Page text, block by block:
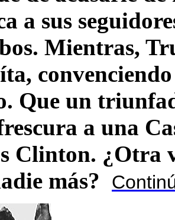
a sus
Mientras,
Que un
a una
Clinton. ¿Otra
más?